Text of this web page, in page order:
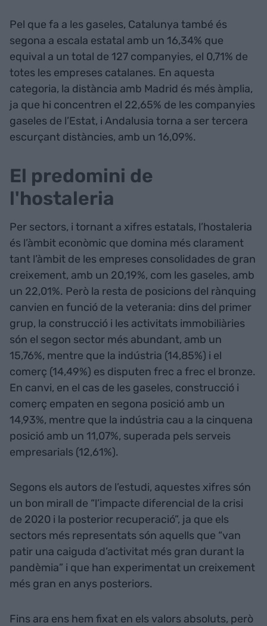
Pel que fa a les gaseles, Catalunya també és
segona a escala estatal amb un 16,34% que
equival a un total de 127 companyies, el 0,71% de
totes les empreses catalanes. En aquesta
categoria, la distància amb Madrid és més àmplia,
ja que hi concentren el 22,65% de les companyies
gaseles de l’Estat, i Andalusia torna a ser tercera
escurçant distàncies, amb un 16,09%.
El predomini de
l'hostaleria
Per sectors, i tornant a xifres estatals, l’hostaleria
és l’àmbit econòmic que domina més clarament
tant l’àmbit de les empreses consolidades de gran
creixement, amb un 20,19%, com les gaseles, amb
un 22,01%. Però la resta de posicions del rànquing
canvien en funció de la veterania: dins del primer
grup, la construcció i les activitats immobiliàries
són el segon sector més abundant, amb un
15,76%, mentre que la indústria (14,85%) i el
comerç (14,49%) es disputen frec a frec el bronze.
En canvi, en el cas de les gaseles, construcció i
comerç empaten en segona posició amb un
14,93%, mentre que la indústria cau a la cinquena
posició amb un 11,07%, superada pels serveis
empresarials (12,61%).
Segons els autors de l’estudi, aquestes xifres són
un bon mirall de “l’impacte diferencial de la crisi
de 2020 i la posterior recuperació”, ja que els
sectors més representats són aquells que “van
patir una caiguda d’activitat més gran durant la
pandèmia” i que han experimentat un creixement
més gran en anys posteriors.
Fins ara ens hem fixat en els valors absoluts, però